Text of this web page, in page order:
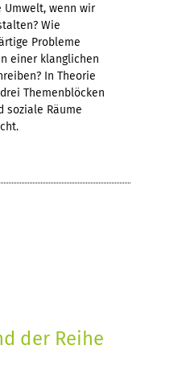
wenn wir
Wie
Probleme
einer klanglichen
In Theorie
Themenblöcken
soziale Räume
der Reihe